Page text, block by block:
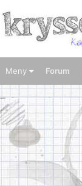
Meny Forum